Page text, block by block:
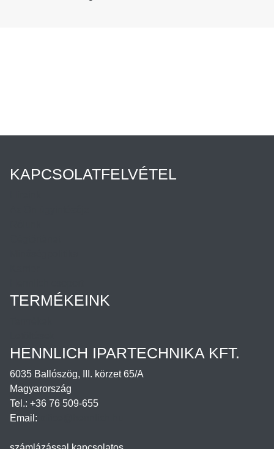
KAPCSOLATFELVÉTEL
TERMÉKEINK
HENNLICH IPARTECHNIKA KFT.
6035 Ballószög, III. körzet 65/A
Magyarország
Tel.: +36 76 509-655
Email: